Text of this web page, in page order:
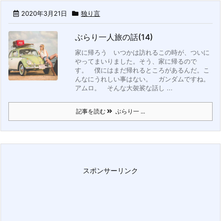
2020年3月21日 独り言
ぶらり一人旅の話(14)
家に帰ろう
いつかは訪れるこの時が、ついに
やってまいりました。そう、家に帰るので
す。
僕にはまだ帰れるところがあるんだ。こ
んなにうれしい事はない。
ガンダムですね。
アムロ。
そんな大袈裟な話し ...
記事を読む ぶらり一 ...
スポンサーリンク